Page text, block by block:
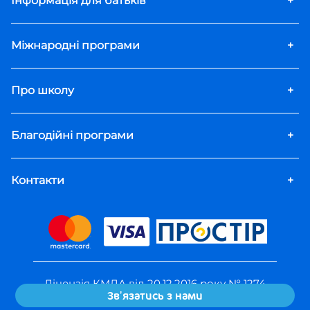
екстерном може допомогти:
на графіки, контрольні роботи та
та гармонійного розвитку, відвідування
приділити достатньо уваги підготовці
додаткових, наприклад, з іноземної
бути завжди на зв’язку з друзями та
близькими, не втрачати власне
дитинство!
Таким чином можна сказати, що екстернат –
це однозначно хороший варіант для
багатьох школярів. А найкращий варіант
Міжнародні програми +
Про школу +
Благодійні програми +
Контакти +
Ліцензія КМДА від 20.12.2016 року № 1274
«Оптіма» наEducation.ua
Звʼязатись з нами